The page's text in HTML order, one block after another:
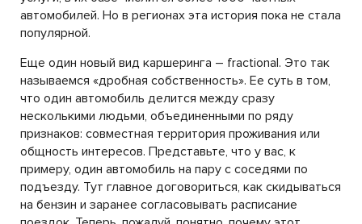
автомобилей. Но в регионах эта история пока не стала
популярной.
Еще один новый вид каршеринга – fractional. Это так
называемся «дробная собственность». Ее суть в том,
что один автомобиль делится между сразу
несколькими людьми, объединенными по ряду
признаков: совместная территория проживания или
общность интересов. Представьте, что у вас, к
примеру, один автомобиль на пару с соседями по
подъезду. Тут главное договориться, как скидываться
на бензин и заранее согласовывать расписание